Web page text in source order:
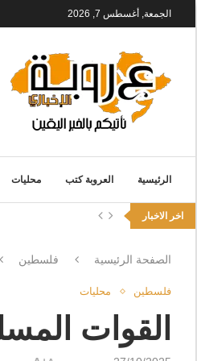
الجمعة, أغسطس 7, 2026
الرئيسية العروبة كتب محليات
اخر الاخبار
الصفحة الرئيسية فلسطين
فلسطين محليات
القوات المسلحة تجلي